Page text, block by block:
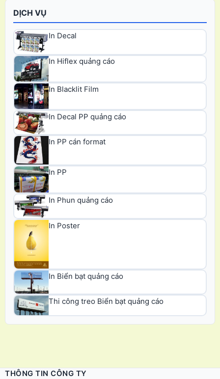
DỊCH VỤ
In Decal
In Hiflex quảng cáo
In Blacklit Film
In Decal PP quảng cáo
In PP cán format
In PP
In Phun quảng cáo
In Poster
In Biển bạt quảng cáo
Thi công treo Biển bạt quảng cáo
THÔNG TIN CÔNG TY